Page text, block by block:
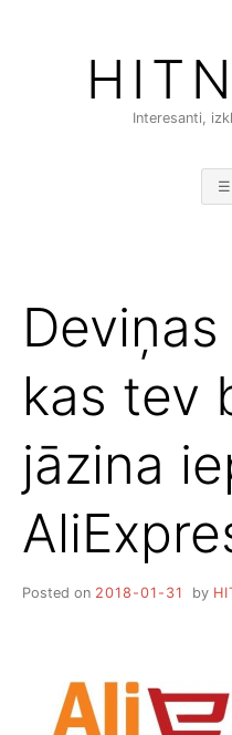
Interesanti,
kas tev
jāzina
Posted on 2018-01-31 by